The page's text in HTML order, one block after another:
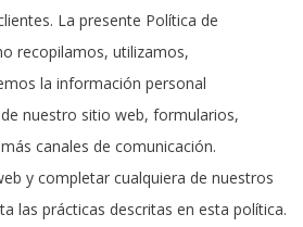
La presente Política de
recopilamos, utilizamos,
la información personal
nuestro sitio web, formularios,
canales de comunicación.
y completar cualquiera de nuestros
las prácticas descritas en esta política.